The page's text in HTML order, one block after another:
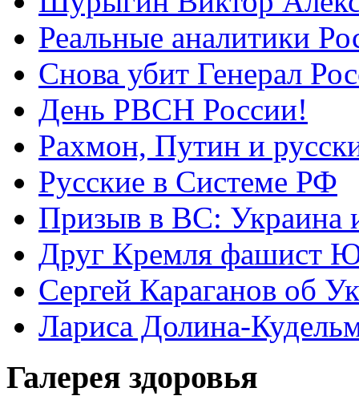
Реальные аналитики
Снова убит Генерал
День РВСН России!
Рахмон, Путин и
Русские в Системе РФ
Призыв в ВС: Украина
Друг Кремля фашист
Сергей Караганов об
Лариса Долина-
Галерея здоровья